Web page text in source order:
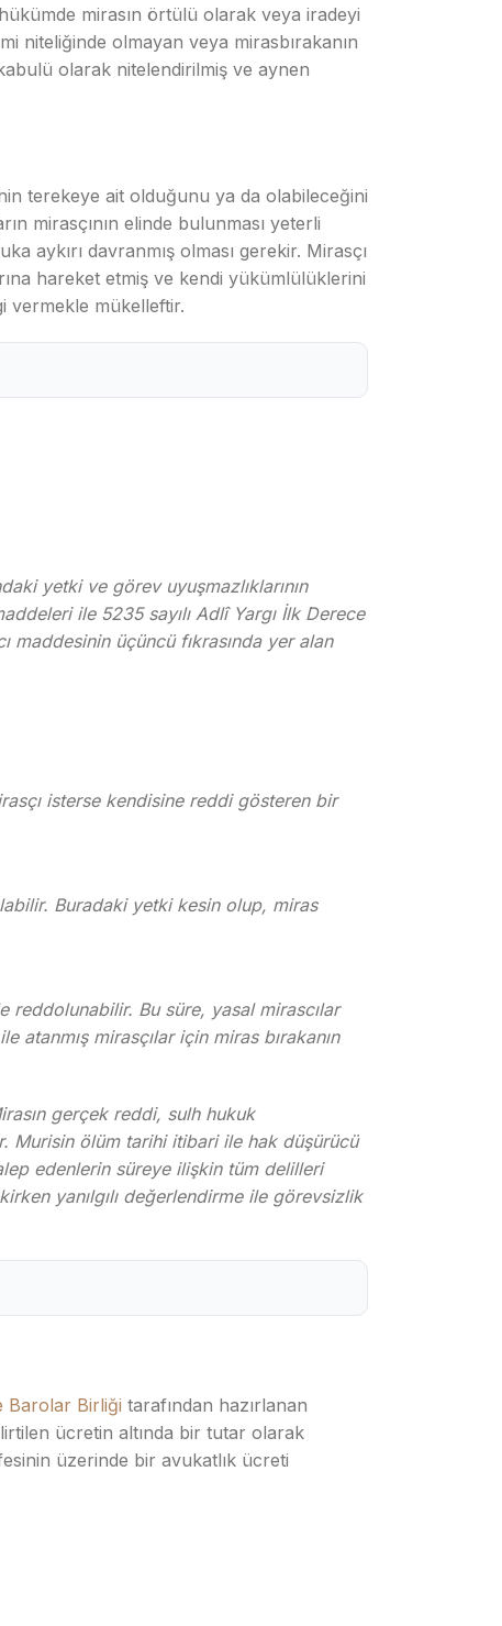
mirasın örtülü olarak veya iradeyi
niteliğinde olmayan veya mirasbırakanın
olarak nitelendirilmiş ve aynen
terekeye ait olduğunu ya da olabileceğini
mirasçının elinde bulunması yeterli
aykırı davranmış olması gerekir. Mirasçı
hareket etmiş ve kendi yükümlülüklerini
vermekle mükelleftir.
yetki ve görev uyuşmazlıklarının
ile 5235 sayılı Adlî Yargı İlk Derece
maddesinin üçüncü fıkrasında yer alan
isterse kendisine reddi gösteren bir
Buradaki yetki kesin olup, miras
reddolunabilir. Bu süre, yasal mirascılar
mirasçılar için miras bırakanın
gerçek reddi, sulh hukuk
Murisin ölüm tarihi itibari ile hak düşürücü
edenlerin süreye ilişkin tüm delilleri
yanılgılı değerlendirme ile görevsizlik
Barolar Birliği tarafından hazırlanan
ücretin altında bir tutar olarak
üzerinde bir avukatlık ücreti